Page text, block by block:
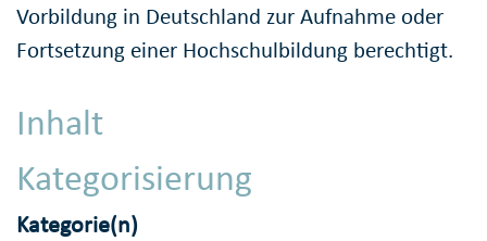
Vorbildung in Deutschland zur Aufnahme oder
Fortsetzung einer Hochschulbildung berechtigt.
Inhalt
Kategorisierung
Kategorie(n)